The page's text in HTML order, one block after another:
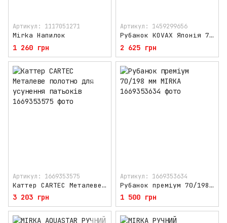
Артикул: 1117051271
Mirka Напилок
1 260 грн
Артикул: 1459299656
Рубанок KOVAX Японія 70/198 мм
2 625 грн
Артикул: 1669353575
Каттер CARTEC Металеве полотно для усунення патьоків
3 203 грн
Артикул: 1669353634
Рубанок преміум 70/198 мм MIRKA
1 500 грн